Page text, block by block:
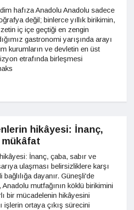
hafıza Anadolu Anadolu sadece
değil; binlerce yıllık birikimin,
iç içe geçtiği en zengin
gastronomi yarışında arayı
kurumların ve devletin en üst
etrafında birleşmesi
hikâyesi: İnanç,
mükâfat
İnanç, çaba, sabır ve
ulaşması belirsizliklere karşı
dayanır. Güneşli'de
mutfağının köklü birikimini
bir mücadelenin hikâyesini
işlerin ortaya çıkış sürecini